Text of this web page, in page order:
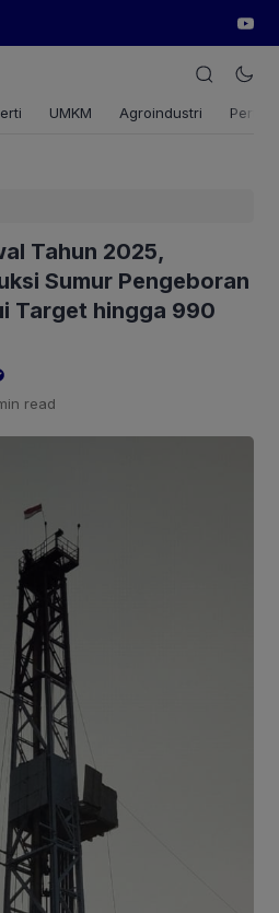
UMKM Agroindustri
Tahun 2025,
Sumur Pengeboran
Target hingga 990
read